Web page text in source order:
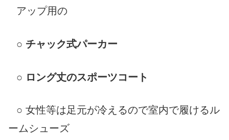
アップ用の
○ チャック式パーカー
○ ロング丈のスポーツコート
○ 女性等は足元が冷えるので室内で履けるル
ームシューズ